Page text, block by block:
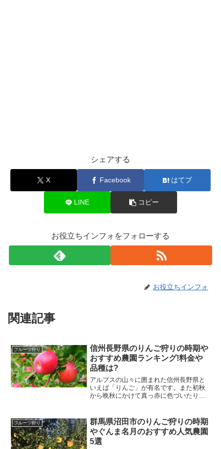
シェアする
X Facebook はてブ
LINE コピー
お役立ちインフォをフォローする
お役立ちインフォ
関連記事
フルーツ狩り
信州長野県のりんご狩りの時期や
おすすめ農園ランキング!料金や
品種は?
アルプスの山々に囲まれた信州長野県と
いえば「りんご」が有名です。また初秋
から晩秋にかけて真っ赤に色づいたりん
られる「りんご狩り」は、大人から子供
まで楽しめるということもあ...
フルーツ狩り
群馬県沼田市のりんご狩りの時期
やぐんま名月のおすすめ人気農園
5選